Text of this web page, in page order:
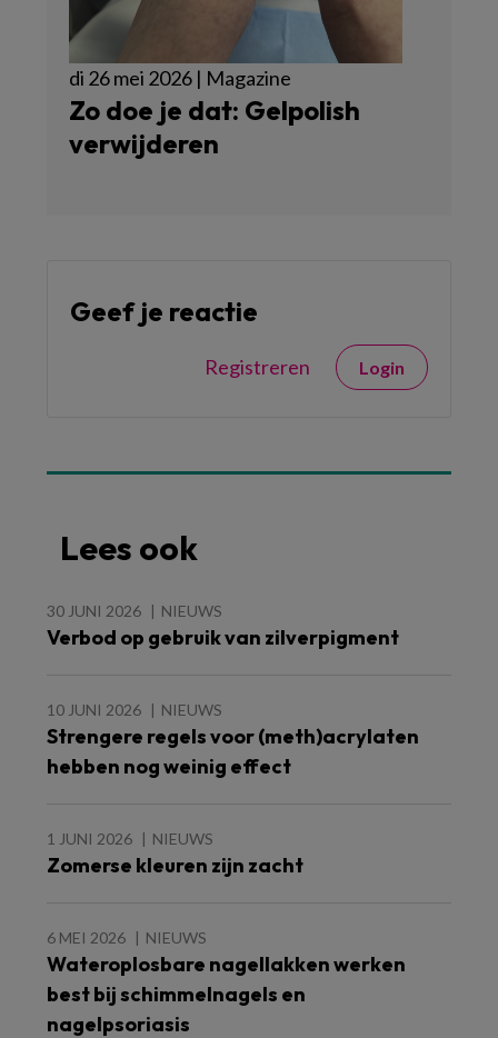
di 26 mei 2026 | Magazine
Zo doe je dat: Gelpolish
verwijderen
Geef je reactie
Registreren Login
Lees ook
30 JUNI 2026 NIEUWS
Verbod op gebruik van zilverpigment
10 JUNI 2026 NIEUWS
Strengere regels voor (meth)acrylaten
hebben nog weinig effect
1 JUNI 2026 NIEUWS
Zomerse kleuren zijn zacht
6 MEI 2026 NIEUWS
Wateroplosbare nagellakken werken
best bij schimmelnagels en
nagelpsoriasis